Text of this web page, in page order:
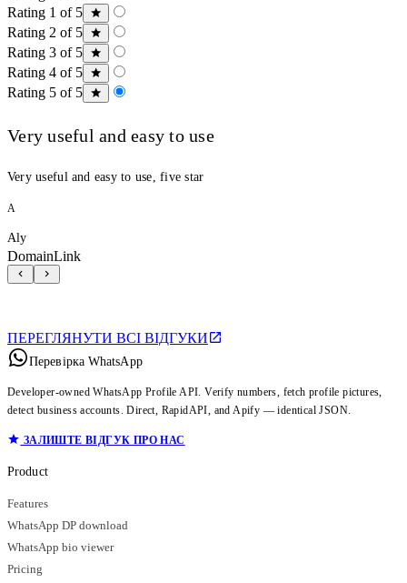
Rating 1 of 5
Rating 2 of 5
Rating 3 of 5
Rating 4 of 5
Rating 5 of 5
Very useful and easy to use
Very useful and easy to use, five star
A
Aly
DomainLink
ПЕРЕГЛЯНУТИ ВСІ ВІДГУКИ
Перевірка WhatsApp
Developer-owned WhatsApp Profile API. Verify numbers, fetch profile pictures,
detect business accounts. Direct, RapidAPI, and Apify — identical JSON.
ЗАЛИШТЕ ВІДГУК ПРО НАС
Product
Features
WhatsApp DP download
WhatsApp bio viewer
Pricing